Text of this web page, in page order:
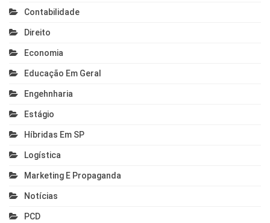
Contabilidade
Direito
Economia
Educação Em Geral
Engehnharia
Estágio
Híbridas Em SP
Logística
Marketing E Propaganda
Notícias
PCD